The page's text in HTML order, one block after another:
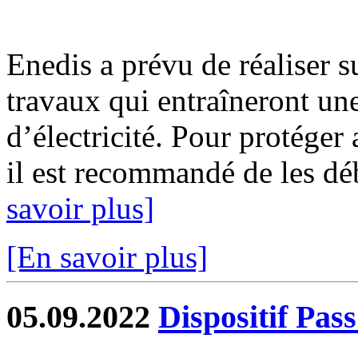
Enedis a prévu de réaliser
travaux qui entraîneront
d’électricité. Pour protéger
il est recommandé de les
savoir plus]
[En savoir plus]
05.09.2022 Dispositif